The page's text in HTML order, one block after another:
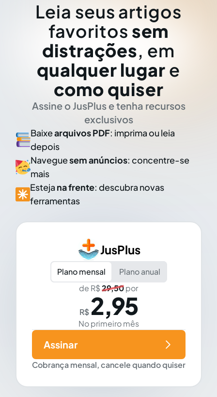
Leia seus artigos
favoritos sem
distrações, em
qualquer lugar e
como quiser
Assine o JusPlus e tenha recursos
exclusivos
Baixearquivos PDF: imprima ou leia
depois
Naveguesem anúncios: concentre-se
mais
Esteja na frente: descubra novas
ferramentas
JusPlus
Plano mensal
Plano anual
de R$29,50por
R$ 2,95
No primeiro mês
Cobrança mensal, cancele quando quiser
Assinar